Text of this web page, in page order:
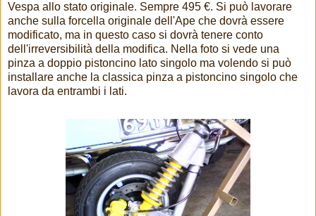
Vespa allo stato originale. Sempre 495 €. Si può lavorare
anche sulla forcella originale dell'Ape che dovrà essere
modificato, ma in questo caso si dovrà tenere conto
dell'irreversibilità della modifica. Nella foto si vede una
pinza a doppio pistoncino lato singolo ma volendo si può
installare anche la classica pinza a pistoncino singolo che
lavora da entrambi i lati.